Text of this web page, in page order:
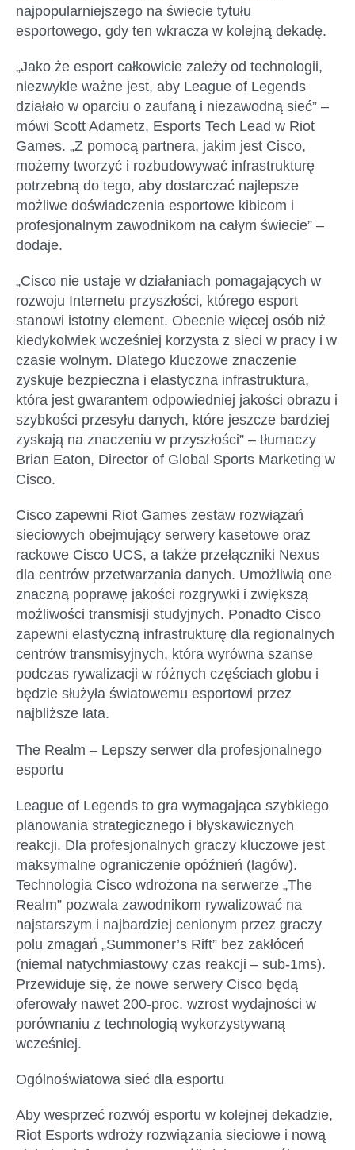
najpopularniejszego na świecie tytułu
esportowego, gdy ten wkracza w kolejną dekadę.
„Jako że esport całkowicie zależy od technologii,
niezwykle ważne jest, aby League of Legends
działało w oparciu o zaufaną i niezawodną sieć” –
mówi Scott Adametz, Esports Tech Lead w Riot
Games. „Z pomocą partnera, jakim jest Cisco,
możemy tworzyć i rozbudowywać infrastrukturę
potrzebną do tego, aby dostarczać najlepsze
możliwe doświadczenia esportowe kibicom i
profesjonalnym zawodnikom na całym świecie” –
dodaje.
„Cisco nie ustaje w działaniach pomagających w
rozwoju Internetu przyszłości, którego esport
stanowi istotny element. Obecnie więcej osób niż
kiedykolwiek wcześniej korzysta z sieci w pracy i w
czasie wolnym. Dlatego kluczowe znaczenie
zyskuje bezpieczna i elastyczna infrastruktura,
która jest gwarantem odpowiedniej jakości obrazu i
szybkości przesyłu danych, które jeszcze bardziej
zyskają na znaczeniu w przyszłości” – tłumaczy
Brian Eaton, Director of Global Sports Marketing w
Cisco.
Cisco zapewni Riot Games zestaw rozwiązań
sieciowych obejmujący serwery kasetowe oraz
rackowe Cisco UCS, a także przełączniki Nexus
dla centrów przetwarzania danych. Umożliwią one
znaczną poprawę jakości rozgrywki i zwiększą
możliwości transmisji studyjnych. Ponadto Cisco
zapewni elastyczną infrastrukturę dla regionalnych
centrów transmisyjnych, która wyrówna szanse
podczas rywalizacji w różnych częściach globu i
będzie służyła światowemu esportowi przez
najbliższe lata.
The Realm – Lepszy serwer dla profesjonalnego
esportu
League of Legends to gra wymagająca szybkiego
planowania strategicznego i błyskawicznych
reakcji. Dla profesjonalnych graczy kluczowe jest
maksymalne ograniczenie opóźnień (lagów).
Technologia Cisco wdrożona na serwerze „The
Realm” pozwala zawodnikom rywalizować na
najstarszym i najbardziej cenionym przez graczy
polu zmagań „Summoner’s Rift” bez zakłóceń
(niemal natychmiastowy czas reakcji – sub-1ms).
Przewiduje się, że nowe serwery Cisco będą
oferowały nawet 200-proc. wzrost wydajności w
porównaniu z technologią wykorzystywaną
wcześniej.
Ogólnoświatowa sieć dla esportu
Aby wesprzeć rozwój esportu w kolejnej dekadzie,
Riot Esports wdroży rozwiązania sieciowe i nową